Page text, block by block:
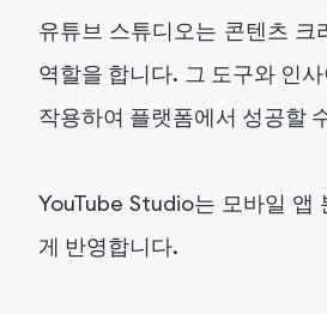
유튜브 스튜디오는 콘텐츠
역할을 합니다. 그 도구와 인
작용하여 플랫폼에서 성공할
YouTube Studio는 모바일 앱
게 반영합니다.